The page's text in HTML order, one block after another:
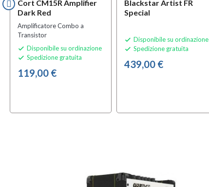
Cort CM15R Amplifier
Dark Red
Amplificatore Combo a
Transistor
 Disponibile su ordinazione
 Spedizione gratuita
119,00 €
Blackstar Artist FR
Special
 Disponibile su ordinazione
 Spedizione gratuita
439,00 €